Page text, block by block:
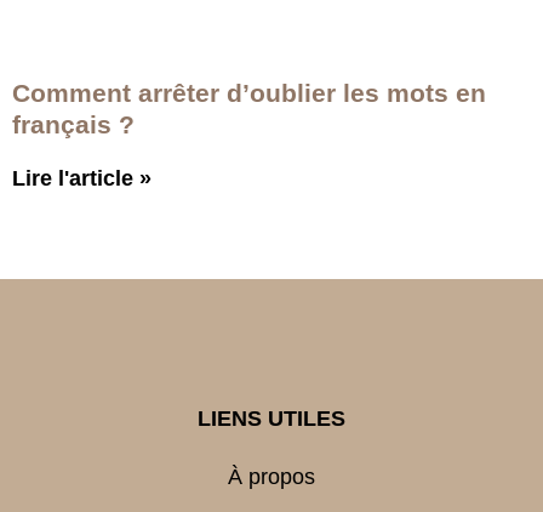
Comment arrêter d’oublier les mots en
français ?
Lire l'article »
LIENS UTILES
À propos